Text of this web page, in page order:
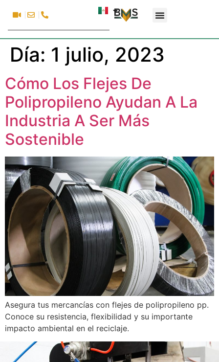
Día: 1 julio, 2023
Cómo Los Flejes De
Polipropileno Ayudan A La
Industria A Ser Más
Sostenible
Asegura tus mercancías con flejes de polipropileno pp.
Conoce su resistencia, flexibilidad y su importante
impacto ambiental en el reciclaje.